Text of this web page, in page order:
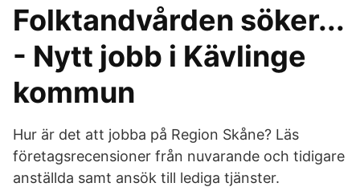
Folktandvården söker...
- Nytt jobb i Kävlinge
kommun
Hur är det att jobba på Region Skåne? Läs
företagsrecensioner från nuvarande och tidigare
anställda samt ansök till lediga tjänster.